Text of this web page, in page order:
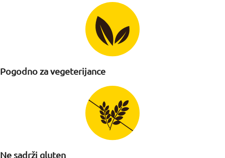
Pogodno za vegeterijance
Ne sadrži gluten